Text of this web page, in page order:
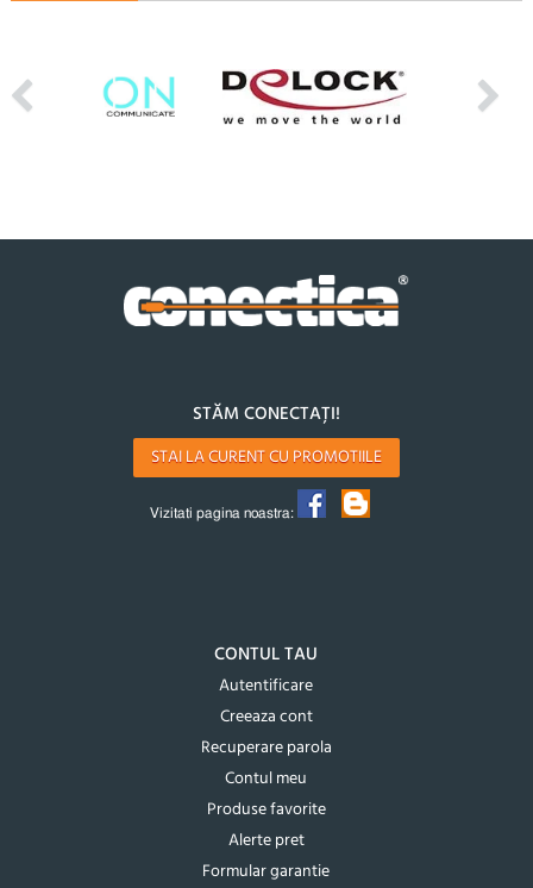
STĂM CONECTAȚI!
STAI LA CURENT CU PROMOTIILE
Vizitati pagina noastra:
CONTUL TAU
Autentificare
Creeaza cont
Recuperare parola
Contul meu
Produse favorite
Alerte pret
Formular garantie